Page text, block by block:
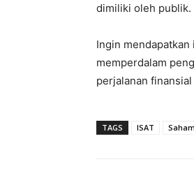
dimiliki oleh publik.
Ingin
memperdalam
perjalanan
TAGS ISAT